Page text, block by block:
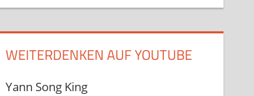
WEITERDENKEN AUF YOUTUBE
Yann Song King